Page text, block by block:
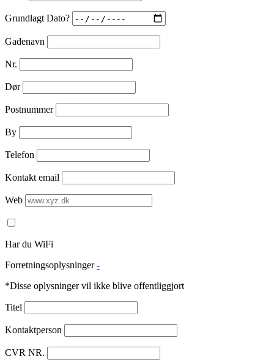
Grundlagt Dato?
Gadenavn
Nr.
Dør
Postnummer
By
Telefon
Kontakt email
Web
Har du WiFi
Forretningsoplysninger -
*Disse oplysninger vil ikke blive offentliggjort
Titel
Kontaktperson
CVR NR.